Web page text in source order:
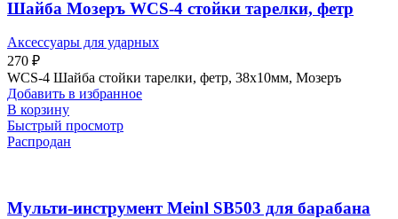
Шайба Мозеръ WCS-4 стойки тарелки, фетр
Аксессуары для ударных
270 ₽
WCS-4 Шайба стойки тарелки, фетр, 38х10мм, Мозеръ
Добавить в избранное
В корзину
Быстрый просмотр
Распродан
Мульти-инструмент Meinl SB503 для барабана